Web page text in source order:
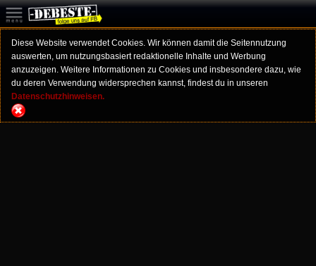
Diese Website verwendet Cookies. Wir können damit die Seitennutzung
auswerten, um nutzungsbasiert redaktionelle Inhalte und Werbung
anzuzeigen. Weitere Informationen zu Cookies und insbesondere dazu, wie
du deren Verwendung widersprechen kannst, findest du in unseren
Datenschutzhinweisen.